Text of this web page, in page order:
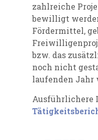
zahlreiche
bewilligt
Fördermittel,
bzw. das
noch nicht
laufenden Jahr
Ausführlichere